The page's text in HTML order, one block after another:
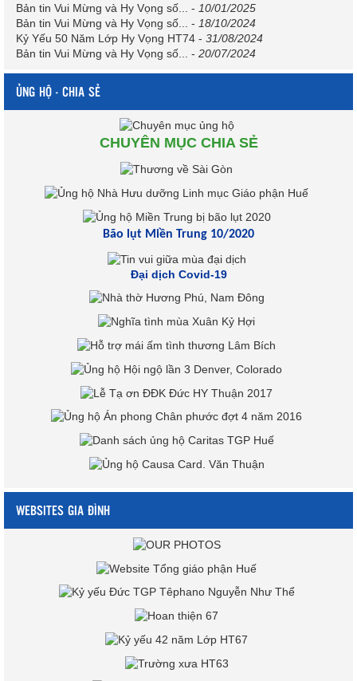
Bản tin Vui Mừng và Hy Vọng số...
- 10/01/2025
Bản tin Vui Mừng và Hy Vọng số...
- 18/10/2024
Kỷ Yếu 50 Năm Lớp Hy Vọng HT74 - 31/08/2024
Bản tin Vui Mừng và Hy Vọng số...
- 20/07/2024
ỦNG HỘ - CHIA SẺ
CHUYÊN MỤC CHIA SẺ
Bão lụt Miền Trung 10/2020
Đại dịch Covid-19
WEBSITES GIA ĐÌNH